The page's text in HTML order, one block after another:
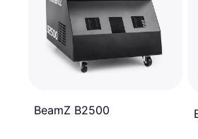
BeamZ B2500